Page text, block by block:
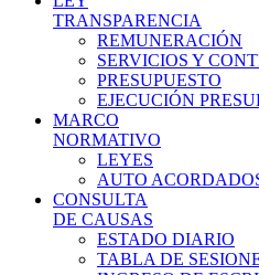
TRANSPARENCIA
REMUNERACIÓN
SERVICIOS Y
PRESUPUESTO
EJECUCIÓN
MARCO
NORMATIVO
LEYES
AUTO
CONSULTA
DE CAUSAS
ESTADO DIARIO
TABLA DE